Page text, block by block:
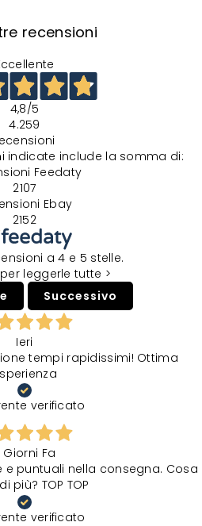
recensioni
4,8/5
4.259
indicate include la somma di:
Feedaty
2107
Ebay
2152
a 4 e 5 stelle.
leggerle tutte >
Successivo
Ieri
tempi rapidissimi! Ottima
verificato
Giorni Fa
e puntuali nella consegna. Cosa
più? TOP TOP
verificato